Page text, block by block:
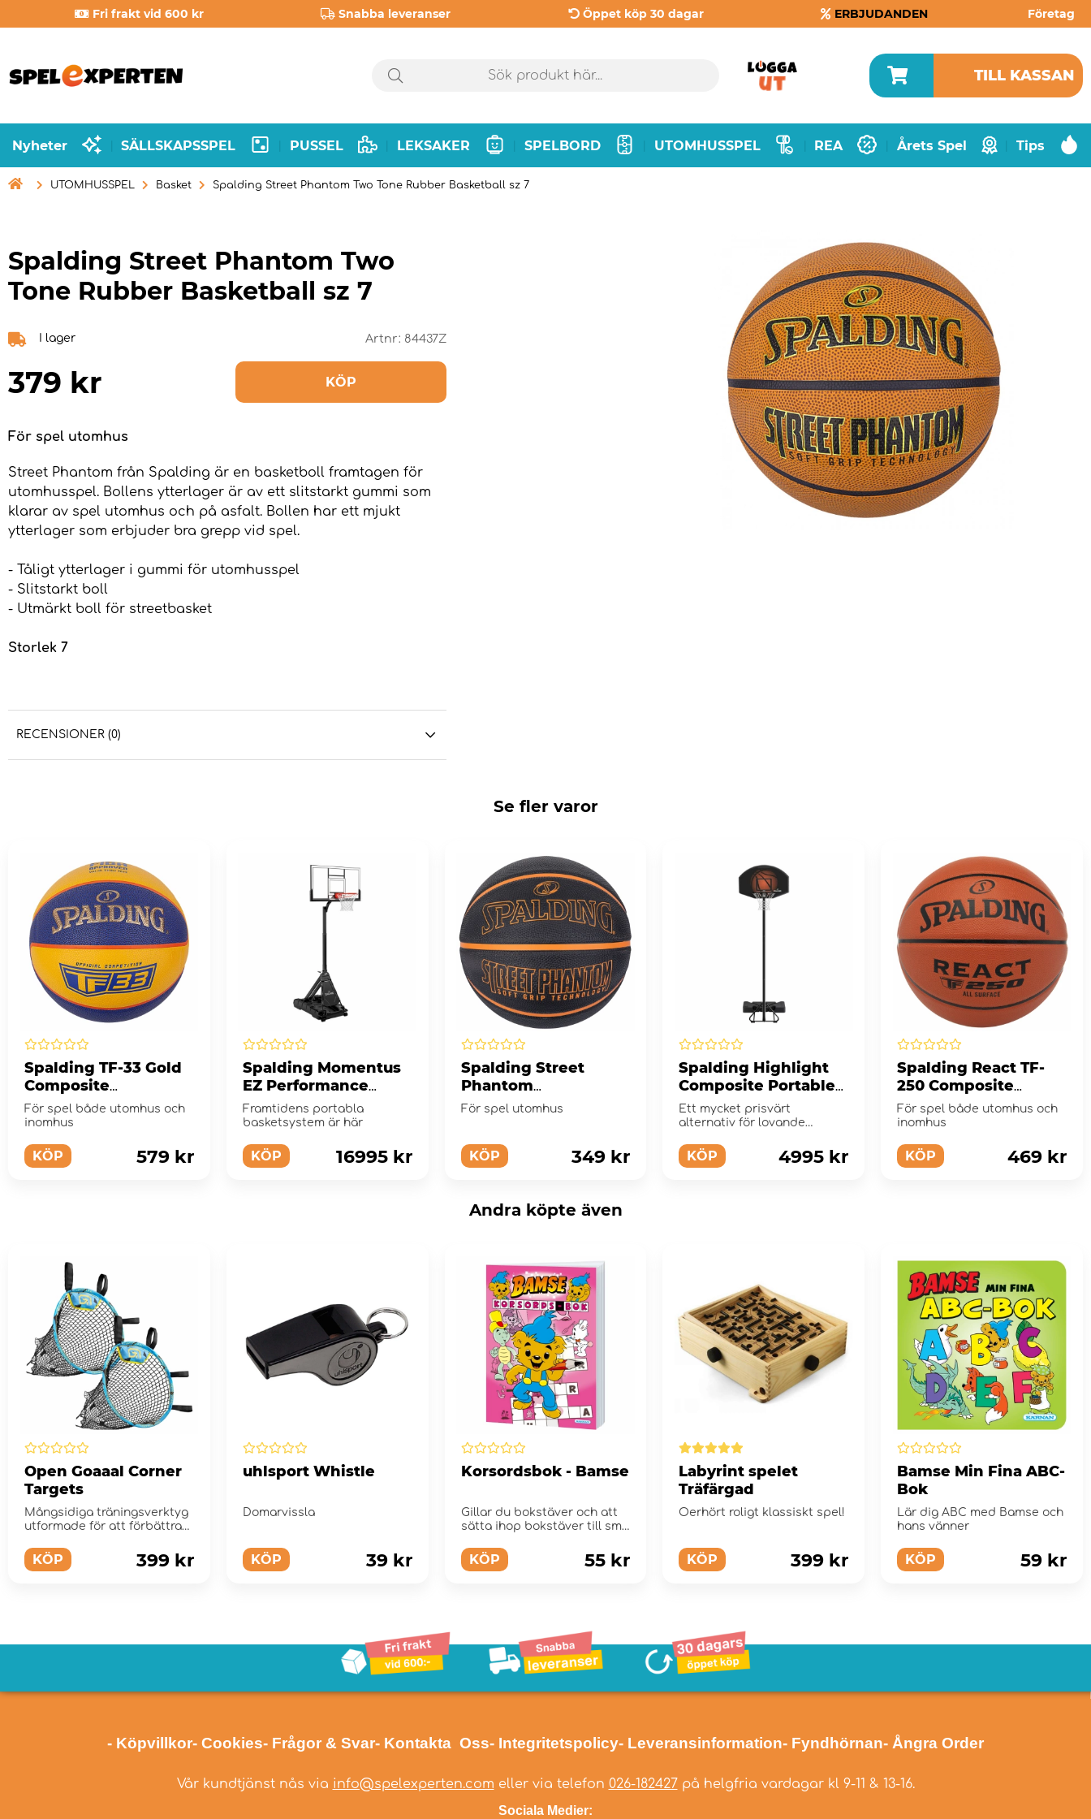
Fri frakt vid 600 kr Snabba leveranser Öppet köp 30 dagar ERBJUDANDEN Företag
TILL KASSAN
Nyheter SÄLLSKAPSSPEL PUSSEL LEKSAKER SPELBORD UTOMHUSSPEL REA Årets Spel Tips
 UTOMHUSSPEL Basket Spalding Street Phantom Two Tone Rubber Basketball sz 7
Spalding Street Phantom Two
Tone Rubber Basketball sz 7
I lager Artnr: 84437Z
379 kr KÖP
För spel utomhus
Street Phantom från Spalding är en basketboll framtagen för
utomhusspel. Bollens ytterlager är av ett slitstarkt gummi som
klarar av spel utomhus och på asfalt. Bollen har ett mjukt
ytterlager som erbjuder bra grepp vid spel.
- Tåligt ytterlager i gummi för utomhusspel
- Slitstarkt boll
- Utmärkt boll för streetbasket
Storlek 7
RECENSIONER (0)
Se fler varor
Spalding TF-33 Gold
Composite
Basketball sz 6
För spel både utomhus och
inomhus
KÖP 579 kr
Spalding Momentus
EZ Performance
Assembly Portable
Basketball System
Framtidens portabla
basketsystem är här
KÖP 16995 kr
Spalding Street
Phantom
Black/Orange
För spel utomhus
KÖP 349 kr
Spalding Highlight
Composite Portable
Basketball System
Ett mycket prisvärt
alternativ för lovande
KÖP 4995 kr
Spalding React TF-
250 Composite
Basketball sz 5
För spel både utomhus och
inomhus
KÖP 469 kr
Andra köpte även
Open Goaaal Corner
Targets
Mångsidiga träningsverktyg
utformade för att förbättra
KÖP 399 kr
uhlsport Whistle
Domarvissla
KÖP 39 kr
Korsordsbok - Bamse
Gillar du bokstäver och att
sätta ihop bokstäver till små
KÖP 55 kr
Labyrint spelet
Träfärgad
Oerhört roligt klassiskt spel!
KÖP 399 kr
Bamse Min Fina ABC-
Bok
Lär dig ABC med Bamse och
hans vänner
KÖP 59 kr
- Köpvillkor- Cookies- Frågor & Svar- Kontakta Oss- Integritetspolicy- Leveransinformation- Fyndhörnan- Ångra Order
Vår kundtjänst nås via info@spelexperten.com eller via telefon 026-182427på helgfria vardagar kl 9-11 & 13-16.
Sociala Medier: